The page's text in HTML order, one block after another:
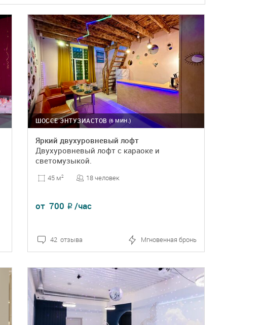
(6 МИН.)
ШОССЕ ЭНТУЗИАСТОВ
Яркий двухуровневый лофт
Двухуровневый лофт с караоке и
светомузыкой.
45 м2 18 человек
от 700 ₽ /час
42 отзыва Мгновенная бронь